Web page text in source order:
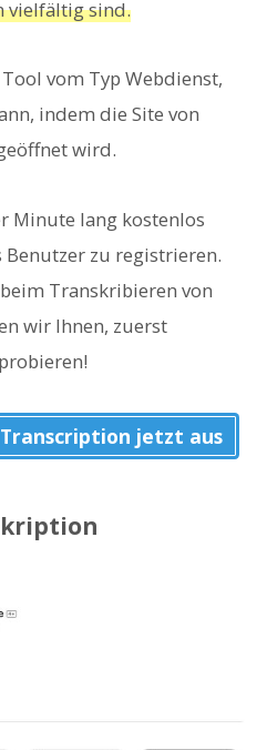
vielfältig sind.
vom Typ Webdienst,
indem die Site von
wird.
Minute lang kostenlos
Benutzer zu registrieren.
Transkribieren von
wir Ihnen, zuerst
jetzt aus